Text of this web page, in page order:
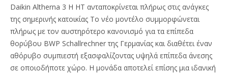
Daikin Altherna 3 H HT ανταποκρίνεται πλήρως στις ανάγκες
της σημερινής κατοικίας Το νέο μοντέλο συμμορφώνεται
πλήρως με τον αυστηρότερο κανονισμό για τα επίπεδα
θορύβου BWP Schallrechner της Γερμανίας και διαθέτει έναν
αθόρυβο συμπιεστή εξασφαλίζοντας υψηλά επίπεδα άνεσης
σε οποιοδήποτε χώρο. Η μονάδα αποτελεί επίσης μια ιδανική